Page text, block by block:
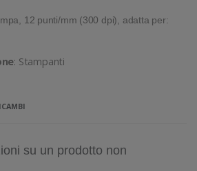
12 punti/mm (300 dpi), adatta per:
: Stampanti
su un prodotto non